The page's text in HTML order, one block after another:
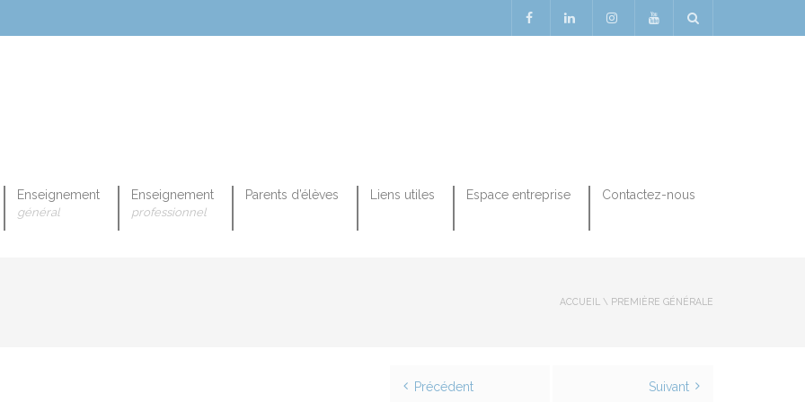
Enseignement
général
Enseignement
professionnel
Parents d’élèves Liens utiles Espace entreprise Contactez-nous
ACCUEIL \ PREMIÈRE GÉNÉRALE
Précédent Suivant